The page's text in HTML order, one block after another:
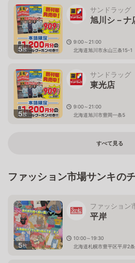
5枚
サンドラッグ
旭川シ－ナ
9:00～21:00
北海道旭川市永山三条15-1
5枚
サンドラッグ
東光店
9:00～21:00
北海道旭川市豊岡一条5
すべて見る
ファッション市場サンキの
5枚
ファッション
平岸
10:00～19:30
北海道札幌市豊平区平岸2